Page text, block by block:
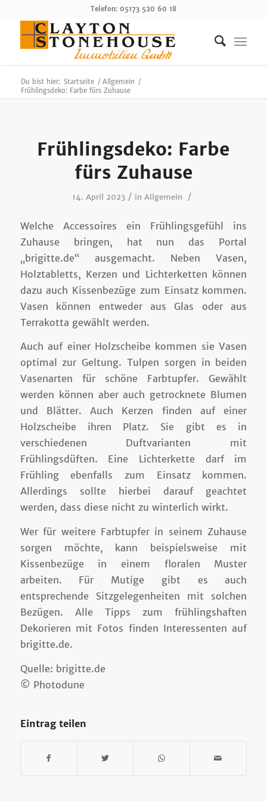
Telefon: 05173 520 60 18
Du bist hier: Startseite / Allgemein /
Frühlingsdeko: Farbe fürs Zuhause
Frühlingsdeko: Farbe
fürs Zuhause
14. April 2023 / inAllgemein /
Welche Accessoires ein Frühlingsgefühl ins
Zuhause bringen, hat nun das Portal
„brigitte.de“ ausgemacht. Neben Vasen,
Holztabletts, Kerzen und Lichterketten können
dazu auch Kissenbezüge zum Einsatz kommen.
Vasen können entweder aus Glas oder aus
Terrakotta gewählt werden.
Auch auf einer Holzscheibe kommen sie Vasen
optimal zur Geltung. Tulpen sorgen in beiden
Vasenarten für schöne Farbtupfer. Gewählt
werden können aber auch getrocknete Blumen
und Blätter. Auch Kerzen finden auf einer
Holzscheibe ihren Platz. Sie gibt es in
verschiedenen Duftvarianten mit
Frühlingsdüften. Eine Lichterkette darf im
Frühling ebenfalls zum Einsatz kommen.
Allerdings sollte hierbei darauf geachtet
werden, dass diese nicht zu winterlich wirkt.
Wer für weitere Farbtupfer in seinem Zuhause
sorgen möchte, kann beispielsweise mit
Kissenbezüge in einem floralen Muster
arbeiten. Für Mutige gibt es auch
entsprechende Sitzgelegenheiten mit solchen
Bezügen. Alle Tipps zum frühlingshaften
Dekorieren mit Fotos finden Interessenten auf
brigitte.de.
Quelle: brigitte.de
© Photodune
Eintrag teilen